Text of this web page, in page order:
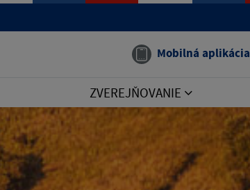
Mobilná aplikácia
ZVEREJŇOVANIE